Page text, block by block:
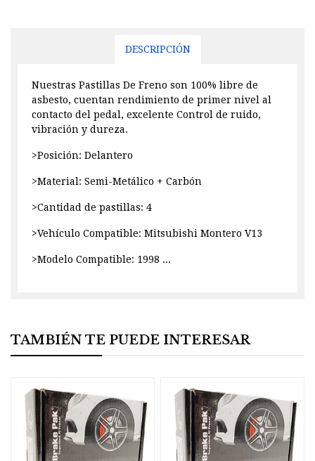
DESCRIPCIÓN
Nuestras Pastillas De Freno son 100% libre de
asbesto, cuentan rendimiento de primer nivel al
contacto del pedal, excelente Control de ruido,
vibración y dureza.
>Posición: Delantero
>Material: Semi-Metálico + Carbón
>Cantidad de pastillas: 4
>Vehículo Compatible: Mitsubishi Montero V13
>Modelo Compatible: 1998 ...
TAMBIÉN TE PUEDE INTERESAR